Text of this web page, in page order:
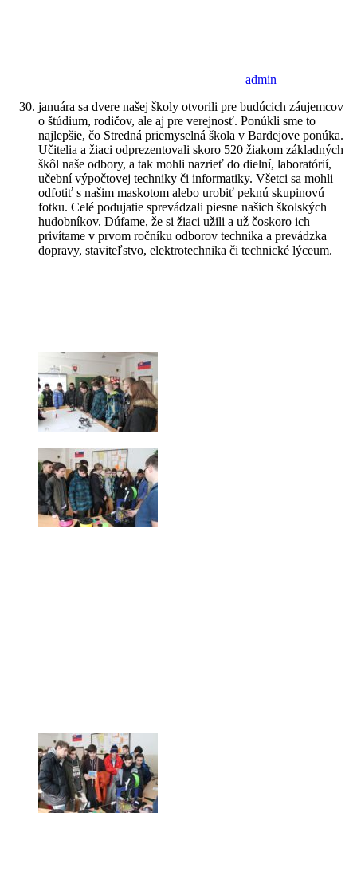
admin
januára sa dvere našej školy otvorili pre budúcich záujemcov
o štúdium, rodičov, ale aj pre verejnosť. Ponúkli sme to
najlepšie, čo Stredná priemyselná škola v Bardejove ponúka.
Učitelia a žiaci odprezentovali skoro 520 žiakom základných
škôl naše odbory, a tak mohli nazrieť do dielní, laboratórií,
učební výpočtovej techniky či informatiky. Všetci sa mohli
odfotiť s našim maskotom alebo urobiť peknú skupinovú
fotku. Celé podujatie sprevádzali piesne našich školských
hudobníkov. Dúfame, že si žiaci užili a už čoskoro ich
privítame v prvom ročníku odborov technika a prevádzka
dopravy, staviteľstvo, elektrotechnika či technické lýceum.